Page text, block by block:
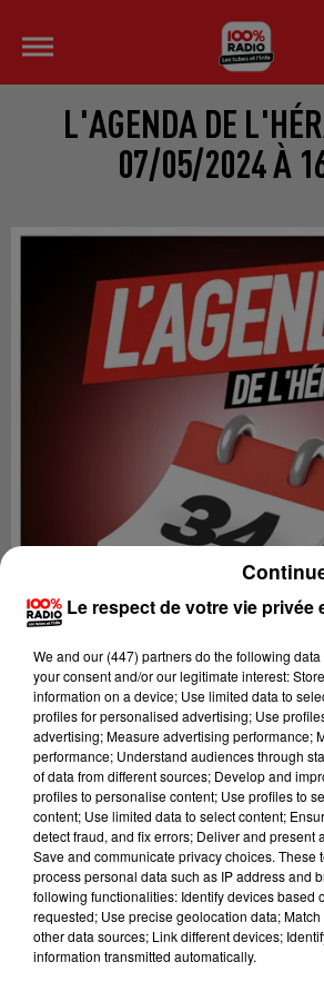
L'AGENDA DE
07/05/2024 À
Lecture (1 min 14 sec)
100%
100% Radio l'agenda de l'Hérault
Le respect de votre vie privée
We and our (447) partnersdo the following
your consent and/or our legitimate interest:
information on a device; Use limited data to
profiles for personalised advertising; Use
advertising; Measure advertising performance;
performance; Understand audiences through
of data from different sources; Develop and
profiles to personalise content; Use profiles to
content; Use limited data to select content;
detect fraud, and fix errors; Deliver and present
Save and communicate privacy choices. These
process personal data such as IP address and
following functionalities: Identify devices based
requested; Use precise geolocation data;
other data sources; Link different devices;
information transmitted automatically.